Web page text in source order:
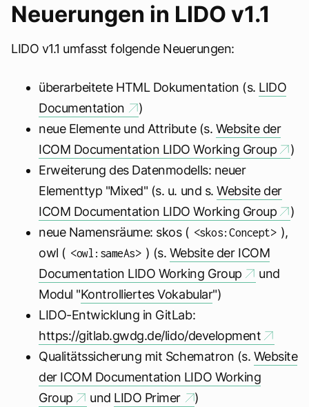
Neuerungen in LIDO v1.1
LIDO v1.1 umfasst folgende Neuerungen:
überarbeitete HTML Dokumentation (s. LIDO
Documentation
)
neue Elemente und Attribute (s. Website der
ICOM Documentation LIDO Working Group
)
Erweiterung des Datenmodells: neuer
Elementtyp "Mixed" (s. u. und s.Website der
ICOM Documentation LIDO Working Group
)
neue Namensräume: skos ( <skos:Concept> ),
owl ( <owl:sameAs> ) (s. Website der ICOM
Documentation LIDO Working Group
und
Modul "Kontrolliertes Vokabular")
LIDO-Entwicklung in GitLab:
https://gitlab.gwdg.de/lido/development
Qualitätssicherung mit Schematron (s. Website
der ICOM Documentation LIDO Working
Group
und LIDO Primer
)